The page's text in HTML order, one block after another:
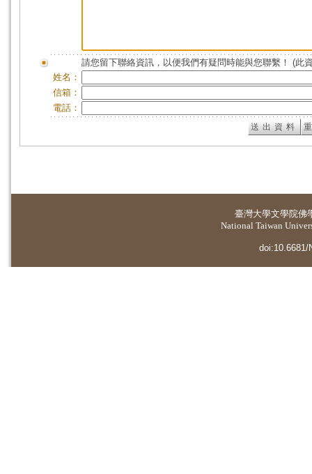
請您留下聯絡資訊，以便我們有疑問時能與您聯繫！ (此
姓名：
信箱：
電話：
臺灣大學文學院佛
National Taiwan
doi:10.6681/